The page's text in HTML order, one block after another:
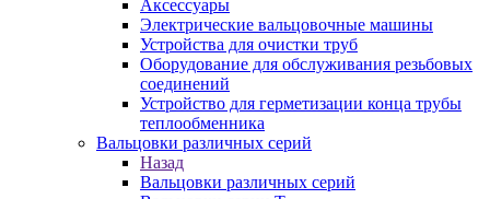
Аксессуары
Электрические вальцовочные машины
Устройства для очистки труб
Оборудование для обслуживания резьбовых
соединений
Устройство для герметизации конца трубы
теплообменника
Вальцовки различных серий
Назад
Вальцовки различных серий